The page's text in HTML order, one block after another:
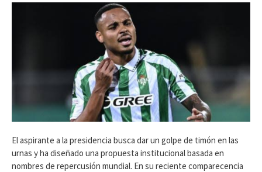
El aspirante a la presidencia busca dar un golpe de timón en las
urnas y ha diseñado una propuesta institucional basada en
nombres de repercusión mundial. En su reciente comparecencia